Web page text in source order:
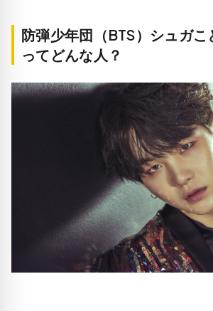
防弾少年団（BTS）シュガこ
ってどんな人？